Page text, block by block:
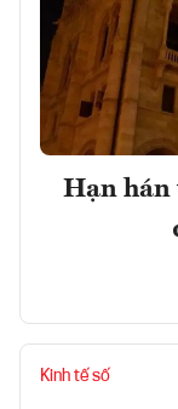
Hạn hán
Kinh tế số